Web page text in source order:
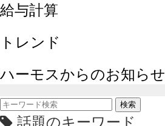
給与計算
トレンド
ハーモスからのお知らせ
検索
話題のキーワード